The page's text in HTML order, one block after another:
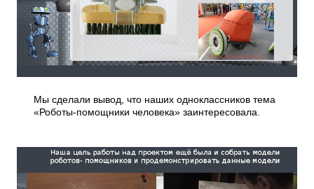
Мы сделали вывод, что наших одноклассников тема
«Роботы-помощники человека» заинтересовала.